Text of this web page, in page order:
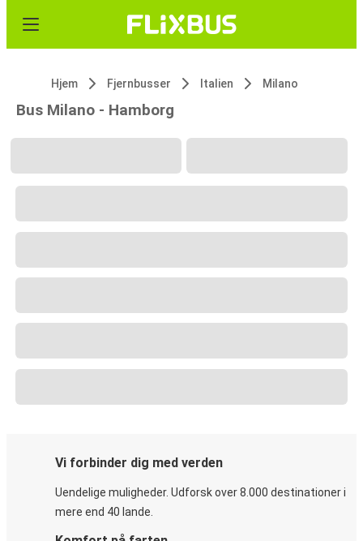
Hjem Fjernbusser Italien Milano
Bus Milano - Hamborg
Vi forbinder dig med verden
Uendelige muligheder. Udforsk over 8.000 destinationer i
mere end 40 lande.